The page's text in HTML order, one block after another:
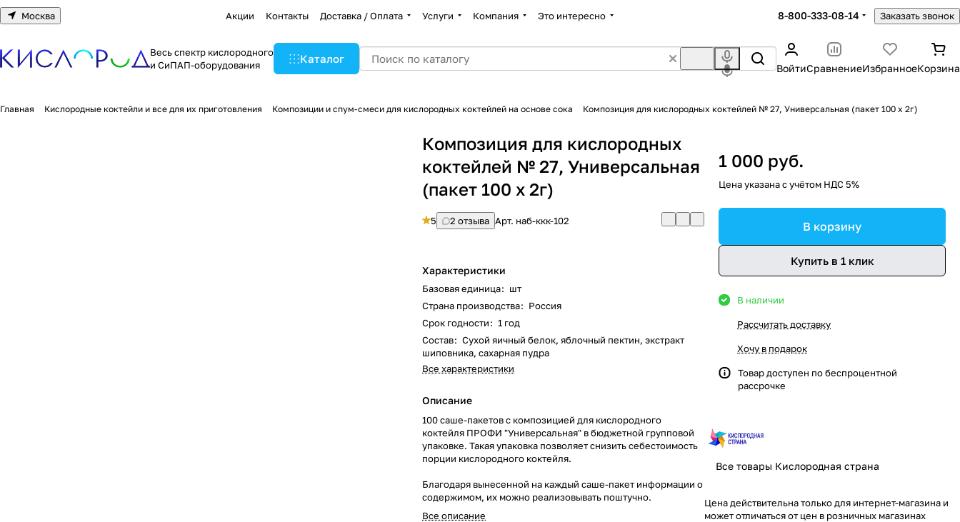
Москва Акции Контакты Доставка / Оплата Услуги Компания Это интересно 8-800-333-08-14 Заказать звонок
Весь спектр кислородного
и СиПАП-оборудования
Каталог
ВойтиСравнениеИзбранноеКорзина
Главная Кислородные коктейли и все для их приготовления Композиции и спум-смеси для кислородных коктейлей на основе сока Композиция для кислородных коктейлей № 27, Универсальная (пакет 100 х 2г)
Композиция для кислородных
коктейлей № 27, Универсальная
(пакет 100 х 2г)
5 2 отзыва Арт. наб-ккк-102
Характеристики
Базовая единица: шт
Страна производства: Россия
Срок годности: 1 год
Состав: Сухой яичный белок, яблочный пектин, экстракт
шиповника, сахарная пудра
Все характеристики
Описание
100 саше-пакетов с композицией для кислородного
коктейля ПРОФИ "Универсальная" в бюджетной групповой
упаковке. Такая упаковка позволяет снизить себестоимость
порции кислородного коктейля.
Благодаря вынесенной на каждый саше-пакет информации о
содержимом, их можно реализовывать поштучно.
Все описание
1 000 руб.
Цена указана с учётом НДС 5%
В корзину
Купить в 1 клик
В наличии
Рассчитать доставку
Хочу в подарок
Товар доступен побеспроцентной
рассрочке
Все товары Кислородная страна
Цена действительна только для интернет-магазина и
может отличаться от цен в розничных магазинах